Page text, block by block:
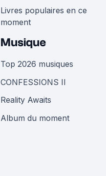
Livres populaires en ce
moment
Musique
Top 2026 musiques
CONFESSIONS II
Reality Awaits
Album du moment